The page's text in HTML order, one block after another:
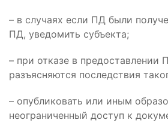
– в случаях если ПД были
ПД, уведомить субъекта;
– при отказе в предоставлении
разъясняются последствия
– опубликовать или иным
неограниченный доступ к